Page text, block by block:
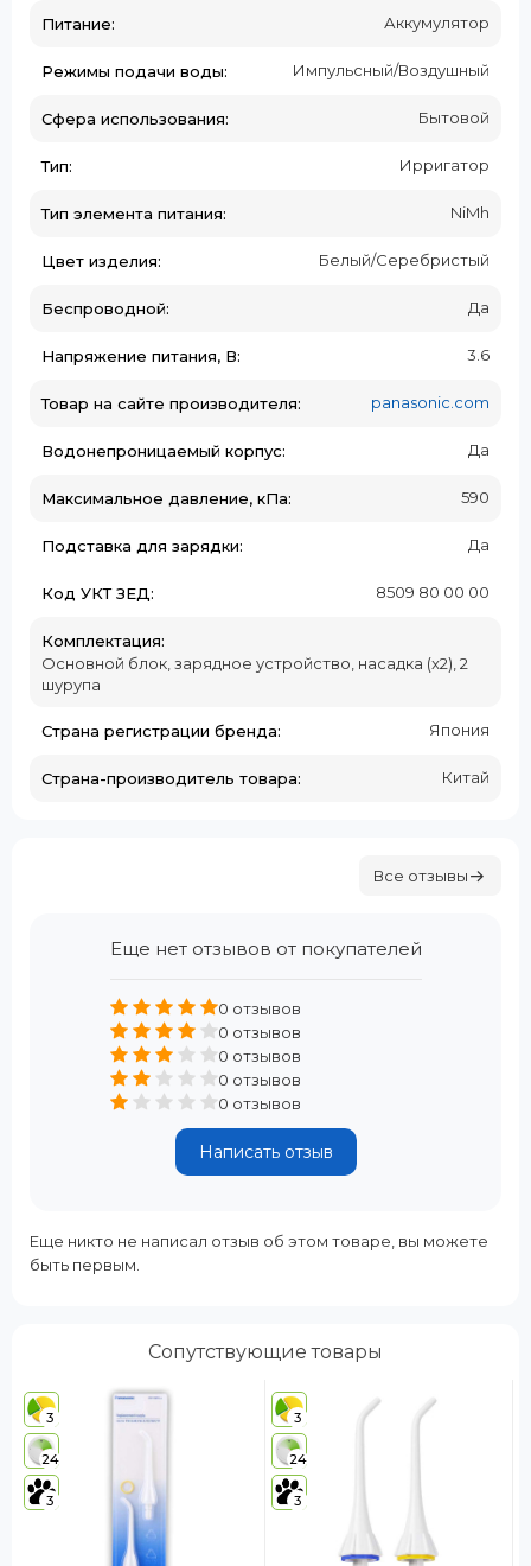
Питание: Аккумулятор
Режимы подачи воды: Импульсный/Воздушный
Сфера использования: Бытовой
Тип: Ирригатор
Тип элемента питания: NiMh
Цвет изделия: Белый/Серебристый
Беспроводной: Да
Напряжение питания, В: 3.6
Товар на сайте производителя: panasonic.com
Водонепроницаемый корпус: Да
Максимальное давление, кПа: 590
Подставка для зарядки: Да
Код УКТ ЗЕД: 8509 80 00 00
Комплектация:
Основной блок, зарядное устройство, насадка (x2), 2
шурупа
Страна регистрации бренда: Япония
Страна-производитель товара: Китай
Все отзывы
Еще нет отзывов от покупателей
0 отзывов
0 отзывов
0 отзывов
0 отзывов
0 отзывов
Написать отзыв
Еще никто не написал отзыв об этом товаре, вы можете
быть первым.
Сопутствующие товары
3
24
3
3
24
3